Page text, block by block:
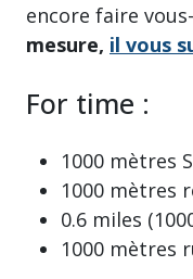
encore faire
mesure, il vous
For time :
1000 mètres
1000 mètres
0.6 miles
1000 mètres